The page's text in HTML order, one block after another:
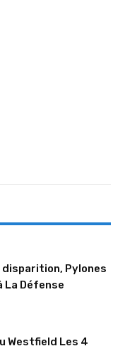
disparition, Pylones
Défense
Westfield Les 4